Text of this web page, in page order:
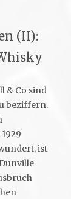
(II):
& Co sind
beziffern.
ist